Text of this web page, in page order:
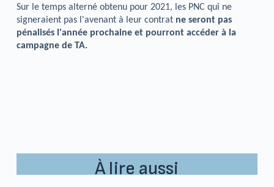
Sur le temps alterné obtenu pour 2021, les PNC qui ne
signeraient pas l'avenant à leur contrat ne seront pas
pénalisés l'année prochaine et pourront accéder à la
campagne de TA.
À lire aussi